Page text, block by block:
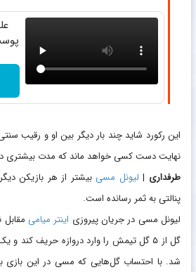
این رکورد شاید چند بار دیگر بین او و
نهایت دست کسی خواهد ماند که مدت بیشتری
طرفداری | لیونل مسی بیشتر از هر بازیکن
پنالتی به ثمر رسانده است.
لیونل مسی در جریان پیروزی اینتر میامی مقابل
گل از ۵ گل تیمش را وارد دروازه حریف
شد. با احتساب گل‌هایی که مسی در این بازی به